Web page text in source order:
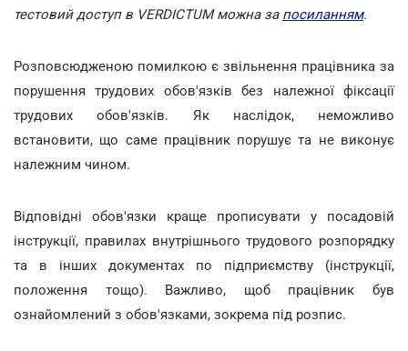
тестовий доступ в VERDICTUM можна за посиланням.
Розповсюдженою помилкою є звільнення працівника за
порушення трудових обов'язків без належної фіксації
трудових обов'язків. Як наслідок, неможливо
встановити, що саме працівник порушує та не виконує
належним чином.
Відповідні обов'язки краще прописувати у посадовій
інструкції, правилах внутрішнього трудового розпорядку
та в інших документах по підприємству (інструкції,
положення тощо). Важливо, щоб працівник був
ознайомлений з обов'язками, зокрема під розпис.